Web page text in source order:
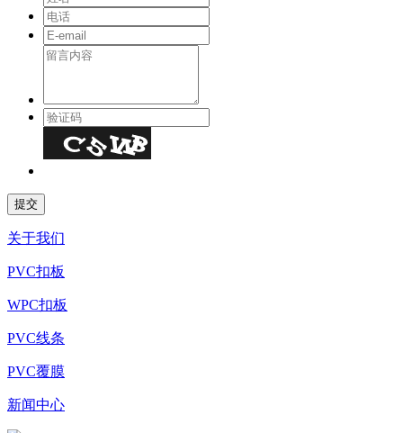
关于我们
PVC扣板
WPC扣板
PVC线条
PVC覆膜
新闻中心